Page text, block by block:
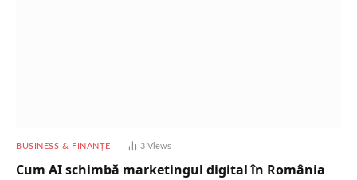
BUSINESS & FINANȚE 3 Views
Cum AI schimbă marketingul digital în România